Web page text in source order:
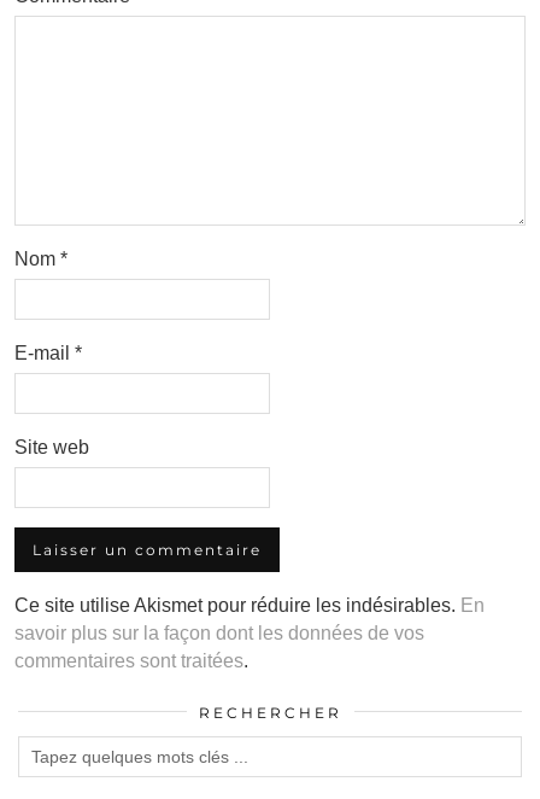
Nom *
E-mail *
Site web
Ce site utilise Akismet pour réduire les indésirables. En
savoir plus sur la façon dont les données de vos
commentaires sont traitées.
RECHERCHER